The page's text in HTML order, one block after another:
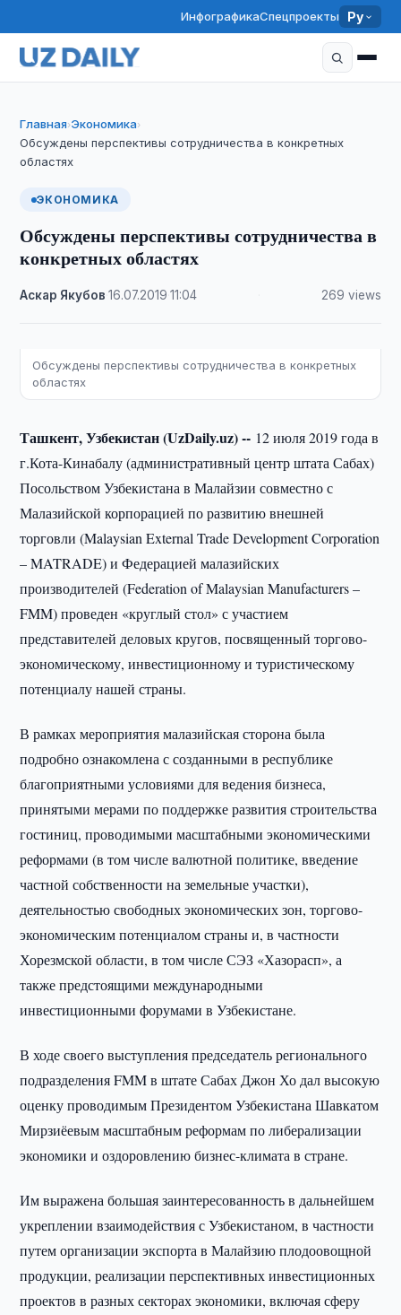
ИнфографикаСпецпроекты Ру
Главная›Экономика›
Обсуждены перспективы сотрудничества в конкретных
областях
ЭКОНОМИКА
Обсуждены перспективы сотрудничества в
конкретных областях
Аскар Якубов ·16.07.2019 ·11:04 269 views
Обсуждены перспективы сотрудничества в конкретных
областях
Ташкент, Узбекистан (UzDaily.uz) -- 12 июля 2019 года в
г.Кота-Кинабалу (административный центр штата Сабах)
Посольством Узбекистана в Малайзии совместно с
Малазийской корпорацией по развитию внешней
торговли (Malaysian External Trade Development Corporation
– MATRADE) и Федерацией малазийских
производителей (Federation of Malaysian Manufacturers –
FMM) проведен «круглый стол» с участием
представителей деловых кругов, посвященный торгово-
экономическому, инвестиционному и туристическому
потенциалу нашей страны.
В рамках мероприятия малазийская сторона была
подробно ознакомлена с созданными в республике
благоприятными условиями для ведения бизнеса,
принятыми мерами по поддержке развития строительства
гостиниц, проводимыми масштабными экономическими
реформами (в том числе валютной политике, введение
частной собственности на земельные участки),
деятельностью свободных экономических зон, торгово-
экономическим потенциалом страны и, в частности
Хорезмской области, в том числе СЭЗ «Хазорасп», а
также предстоящими международными
инвестиционными форумами в Узбекистане.
В ходе своего выступления председатель регионального
подразделения FMM в штате Сабах Джон Хо дал высокую
оценку проводимым Президентом Узбекистана Шавкатом
Мирзиёевым масштабным реформам по либерализации
экономики и оздоровлению бизнес-климата в стране.
Им выражена большая заинтересованность в дальнейшем
укреплении взаимодействия с Узбекистаном, в частности
путем организации экспорта в Малайзию плодоовощной
продукции, реализации перспективных инвестиционных
проектов в разных секторах экономики, включая сферу